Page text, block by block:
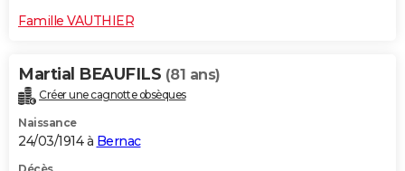
Famille VAUTHIER
Martial BEAUFILS (81 ans)
Créer une cagnotte obsèques
Naissance
24/03/1914 à Bernac
Décès